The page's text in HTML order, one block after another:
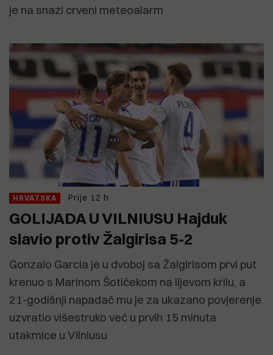
je na snazi crveni meteoalarm
HRVATSKA Prije 12 h
GOLIJADA U VILNIUSU Hajduk
slavio protiv Žalgirisa 5-2
Gonzalo Garcia je u dvoboj sa Žalgirisom prvi put
krenuo s Marinom Šotičekom na lijevom krilu, a
21-godišnji napadač mu je za ukazano povjerenje
uzvratio višestruko već u prvih 15 minuta
utakmice u Vilniusu